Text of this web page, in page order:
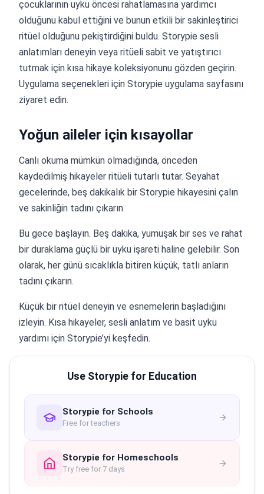
çocuklarının uyku öncesi rahatlamasına yardımcı
olduğunu kabul ettiğini ve bunun etkili bir sakinleştirici
ritüel olduğunu pekiştirdiğini buldu. Storypie sesli
anlatımları deneyin veya ritüeli sabit ve yatıştırıcı
tutmak için kısa hikaye koleksiyonunu gözden geçirin.
Uygulama seçenekleri için Storypie uygulama sayfasını
ziyaret edin.
Yoğun aileler için kısayollar
Canlı okuma mümkün olmadığında, önceden
kaydedilmiş hikayeler ritüeli tutarlı tutar. Seyahat
gecelerinde, beş dakikalık bir Storypie hikayesini çalın
ve sakinliğin tadını çıkarın.
Bu gece başlayın. Beş dakika, yumuşak bir ses ve rahat
bir duraklama güçlü bir uyku işareti haline gelebilir. Son
olarak, her günü sıcaklıkla bitiren küçük, tatlı anların
tadını çıkarın.
Küçük bir ritüel deneyin ve esnemelerin başladığını
izleyin. Kısa hikayeler, sesli anlatım ve basit uyku
yardımı için Storypie’yi keşfedin.
Use Storypie for Education
Storypie for Schools
Free for teachers
Storypie for Homeschools
Try free for 7 days